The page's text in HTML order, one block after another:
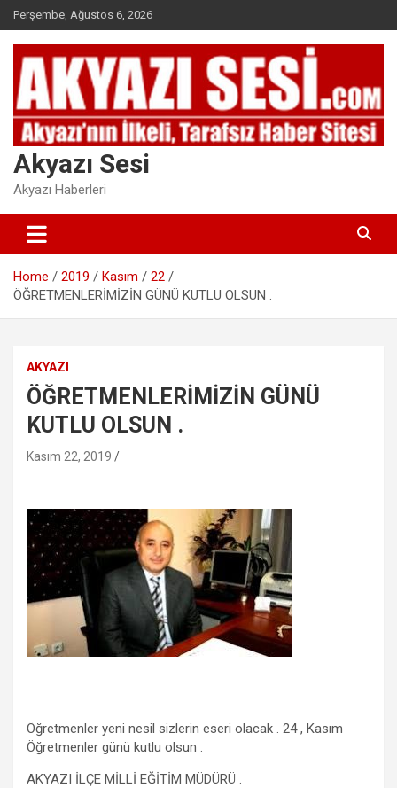
Skip
to
content
Perşembe, Ağustos 6, 2026
Akyazı Sesi
Akyazı Haberleri
Home 2019 Kasım
22
ÖĞRETMENLERİMİZİN GÜNÜ KUTLU OLSUN .
AKYAZI
ÖĞRETMENLERİMİZİN GÜNÜ
KUTLU OLSUN .
Kasım 22, 2019
Öğretmenler yeni nesil sizlerin eseri olacak . 24 , Kasım
Öğretmenler günü kutlu olsun .
AKYAZI İLÇE MİLLİ EĞİTİM MÜDÜRÜ .